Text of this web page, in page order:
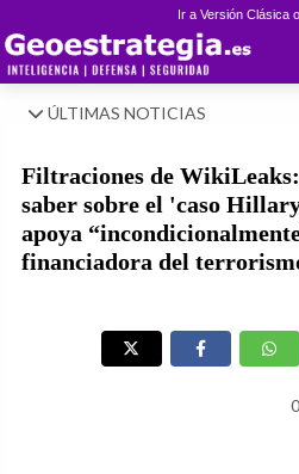
Ir a Versión Clásica
ÚLTIMAS NOTICIAS
Filtraciones de
saber sobre el 'caso
apoya
financiadora del